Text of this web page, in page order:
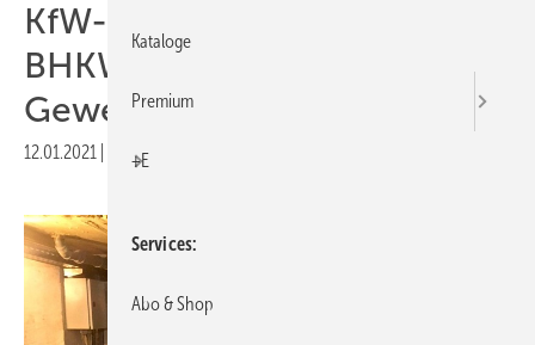
KfW-Programm 278 für
BHKW in
Gewerbeimmobilien
12.01.2021 Druckvorschau
Kataloge
Premium
+E
Services
Abo & Shop